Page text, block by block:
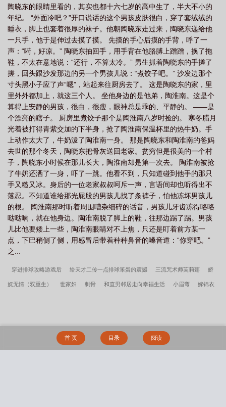
问三九 燎原广播剧全集免费听 燎原职业技术学校 燎原中学 燎原喜
酌 燎原计划 燎原之心 燎原1 燎原派出所电话号码 燎原广播
剧 燎原月刊 燎原乳业 燎原是什么意思 燎原讲的什么 燎原的意思解
释 燎原野焰 燎原-1激光武器亮相 燎原全文加番外txt 燎原环保公布
2025年全年预案 燎原职业技术学校官网 燎原冬阶 燎原的拼音 燎原by
不问三九免费阅读
陶晓东的眼睛里看的，其实也都十六七岁的高中生了，半大不小的
年纪。 “外面冷吧？”开口说话的这个男孩皮肤很白，穿了套绒绒的
睡衣，脚上也套着很厚的袜子。他朝陶晓东走过来，陶晓东递给他
一只手，他于是伸过去摸了摸。 先摸的手心后摸的手背，呼了一
声：“嗬，好凉。” 陶晓东抽回手，用手背在他胳膊上蹭蹭，换了拖
鞋，不太在意地说：“还行，不算太冷。” 男生抓着陶晓东的手搓了
搓，回头跟沙发那边的另一个男孩儿说：“煮饺子吧。” 沙发边那个
寸头黑小子应了声“嗯”，站起来往厨房去了。 这是陶晓东的家，里
里外外都加上，就这三个人。 坐他身边的是他弟，陶淮南。这是个
算得上安静的男孩，很白，很瘦，眼神总是乖的、平静的。 ——是
个漂亮的瞎子。 厨房里煮饺子那个是陶淮南八岁时捡的。 寒冬腊月
光着被打得青紫交加的下半身，抢了陶淮南保温杯里的热牛奶。手
上动作太大了，牛奶泼了陶淮南一身。 那是陶晓东和陶淮南的爸妈
去世的那个冬天，陶晓东把骨灰送回老家。贫穷但是很美的一个村
子，陶晓东小时候在那儿长大，陶淮南却是第一次去。 陶淮南被抢
了牛奶还洒了一身，吓了一跳。他看不到，只知道碰到他手的那只
手又糙又冰。身后的一位老家叔叔呵斥一声，言语间却也听得出不
落忍。不知道谁给那光屁股的男孩儿找了条裤子，怕他冻坏男孩儿
的根。 陶淮南那时听着周围嘈杂细碎的话音，男孩儿牙齿冻得咯咯
哒哒响，就在他身边。陶淮南脱了脚上的鞋，往那边踢了踢。男孩
儿比他要矮上一些，陶淮南眼睛对不上焦，只还是盯着前方某一
点，下巴稍侧了侧，用感冒后带着种种鼻音的嗓音道：“你穿吧。”
之...
穿进排球攻略游戏后 给天才二传一点排球笨蛋的震撼 三流咒术师芙莉莲 娇
妩无情（双重生） 世家妇 刺骨 和直男邻居走向幸福生活 小眉弯 嫁锦衣
被贵妃配给太监当对食后番外篇 主角林逸小说番外
首 页 目录 阅读